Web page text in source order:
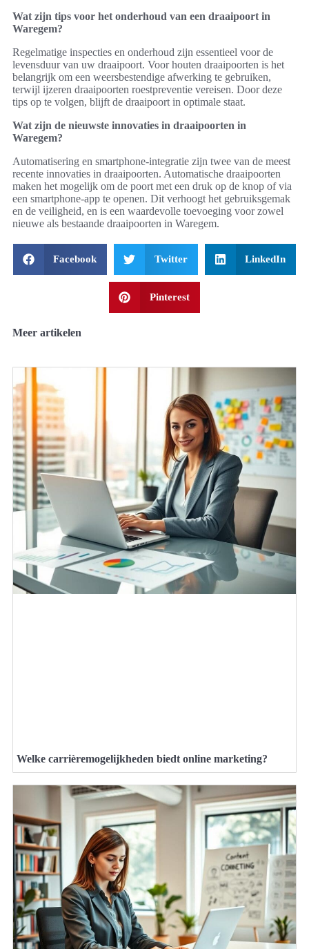
Wat zijn tips voor het onderhoud van een draaipoort in
Waregem?
Regelmatige inspecties en onderhoud zijn essentieel voor de
levensduur van uw draaipoort. Voor houten draaipoorten is het
belangrijk om een weersbestendige afwerking te gebruiken,
terwijl ijzeren draaipoorten roestpreventie vereisen. Door deze
tips op te volgen, blijft de draaipoort in optimale staat.
Wat zijn de nieuwste innovaties in draaipoorten in
Waregem?
Automatisering en smartphone-integratie zijn twee van de meest
recente innovaties in draaipoorten. Automatische draaipoorten
maken het mogelijk om de poort met een druk op de knop of via
een smartphone-app te openen. Dit verhoogt het gebruiksgemak
en de veiligheid, en is een waardevolle toevoeging voor zowel
nieuwe als bestaande draaipoorten in Waregem.
Facebook Twitter LinkedIn
Pinterest
Meer artikelen
Welke carrièremogelijkheden biedt online marketing?